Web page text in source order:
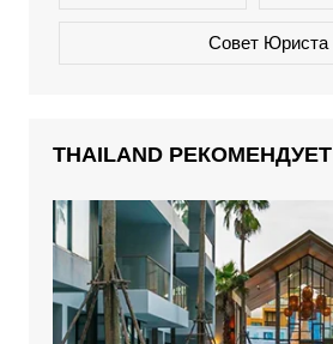
Совет Юриста
THAILAND РЕКОМЕНДУЕТ